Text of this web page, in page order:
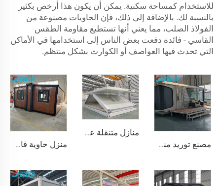
للاستخدام كمساحة سكنية. يمكن أن يكون هذا أرخص بكثير
بالنسبة لك. بالإضافة إلى ذلك، فإن الحاويات مصنوعة من
الفولاذ الصلب، مما يعني أنها تستطيع مقاومة الطقس
القاسي - فائدة دفعت بعض الناس إلى استخدامها في الأماكن
التي تحدث فيها العواصف أو الكوارث بشكل منتظم.
مصنع توريد منزل حاوية فاخر 20 قدمًا مريح منزل كبسولة مساحة صغيرة مسبق الصنع من الفولاذ سرير وحدات كابينة فندق للاستخدام المكتبي
منازل متنقلة عالية الجودة قابلة للطي والفصل على شكل حرف Z جاهزة للتجميع، منازل حاويات قابلة للطي لمخيمات التعدين والمكتب
منزل حاوية فاخر جاهز بطول 40 قدمًا مع 4 غرف نوم وحمام ومطبخ جاهز للسكن